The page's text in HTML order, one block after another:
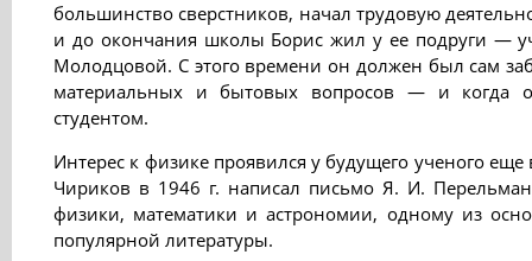
большинство сверстников, начал трудовую
и до окончания школы Борис жил у ее подруги —
Молодцовой. С этого времени он должен был сам
материальных и бытовых вопросов — и когда
студентом.
Интерес к физике проявился у будущего ученого
Чириков в 1946 г. написал письмо Я. И.
физики, математики и астрономии, одному из
популярной литературы.